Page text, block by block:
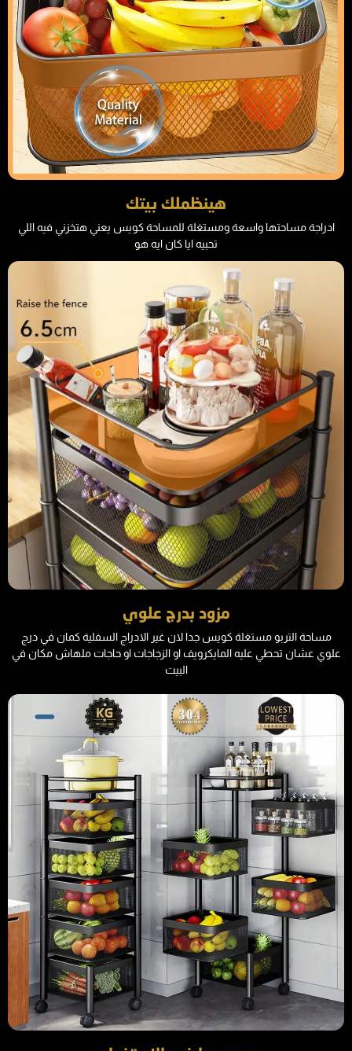
هينظملك بيتك
ادراجة مساحتها واسعة ومستغلة للمساحة كويس يعني هتخزني فيه اللي
تحبيه ايا كان ايه هو
مزود بدرج علوي
مساحة التربو مستغلة كويس جدا لان غير الادراج السفلية كمان في درج
علوي عشان تحطي عليه المايكرويف او الزجاجات او حاجات ملهاش مكان في
البيت